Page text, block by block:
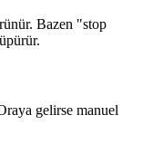
Bazen "stop
gelirse manuel